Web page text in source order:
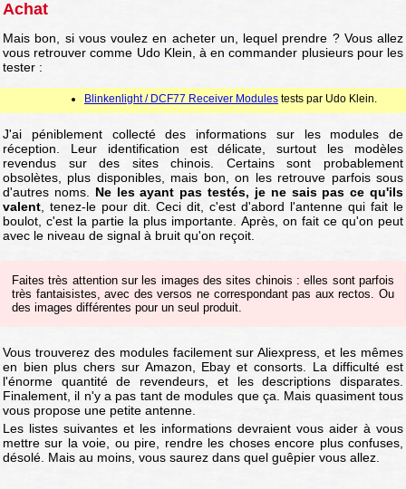
Achat
Mais bon, si vous voulez en acheter un, lequel prendre ? Vous allez
vous retrouver comme Udo Klein, à en commander plusieurs pour les
tester :
Blinkenlight / DCF77 Receiver Modules tests par Udo Klein.
J'ai péniblement collecté des informations sur les modules de
réception. Leur identification est délicate, surtout les modèles
revendus sur des sites chinois. Certains sont probablement
obsolètes, plus disponibles, mais bon, on les retrouve parfois sous
d'autres noms. Ne les ayant pas testés, je ne sais pas ce qu'ils
valent , tenez-le pour dit. Ceci dit, c'est d'abord l'antenne qui fait le
boulot, c'est la partie la plus importante. Après, on fait ce qu'on peut
avec le niveau de signal à bruit qu'on reçoit.
Faites très attention sur les images des sites chinois : elles sont parfois
très fantaisistes, avec des versos ne correspondant pas aux rectos. Ou
des images différentes pour un seul produit.
Vous trouverez des modules facilement sur Aliexpress, et les mêmes
en bien plus chers sur Amazon, Ebay et consorts. La difficulté est
l'énorme quantité de revendeurs, et les descriptions disparates.
Finalement, il n'y a pas tant de modules que ça. Mais quasiment tous
vous propose une petite antenne.
Les listes suivantes et les informations devraient vous aider à vous
mettre sur la voie, ou pire, rendre les choses encore plus confuses,
désolé. Mais au moins, vous saurez dans quel guêpier vous allez.